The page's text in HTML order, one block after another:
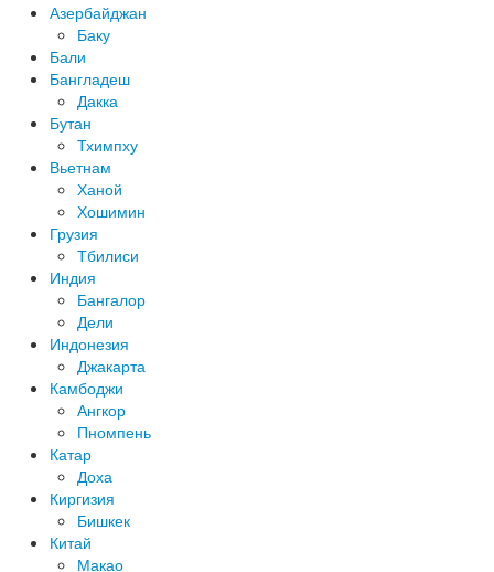
Азербайджан
Баку
Бали
Бангладеш
Дакка
Бутан
Тхимпху
Вьетнам
Ханой
Хошимин
Грузия
Тбилиси
Индия
Бангалор
Дели
Индонезия
Джакарта
Камбоджи
Ангкор
Пномпень
Катар
Доха
Киргизия
Бишкек
Китай
Макао